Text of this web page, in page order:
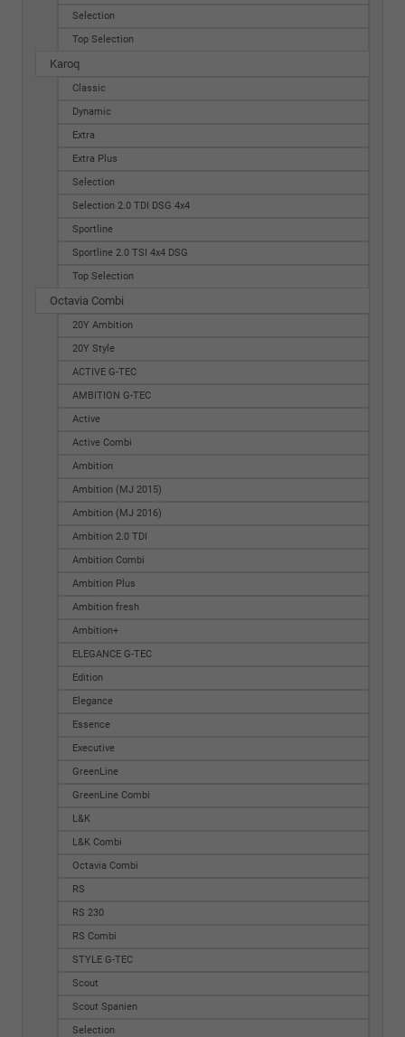
Selection
Top Selection
Karoq
Classic
Dynamic
Extra
Extra Plus
Selection
Selection 2.0 TDI DSG 4x4
Sportline
Sportline 2.0 TSI 4x4 DSG
Top Selection
Octavia Combi
20Y Ambition
20Y Style
ACTIVE G-TEC
AMBITION G-TEC
Active
Active Combi
Ambition
Ambition (MJ 2015)
Ambition (MJ 2016)
Ambition 2.0 TDI
Ambition Combi
Ambition Plus
Ambition fresh
Ambition+
ELEGANCE G-TEC
Edition
Elegance
Essence
Executive
GreenLine
GreenLine Combi
L&K
L&K Combi
Octavia Combi
RS
RS 230
RS Combi
STYLE G-TEC
Scout
Scout Spanien
Selection